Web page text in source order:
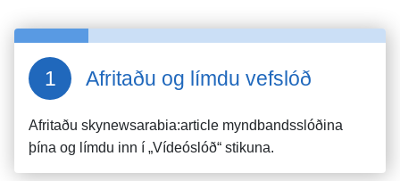
Afritaðu og límdu vefslóð
Afritaðu skynewsarabia:article myndbandsslóðina
þína og límdu inn í „Vídeóslóð“ stikuna.